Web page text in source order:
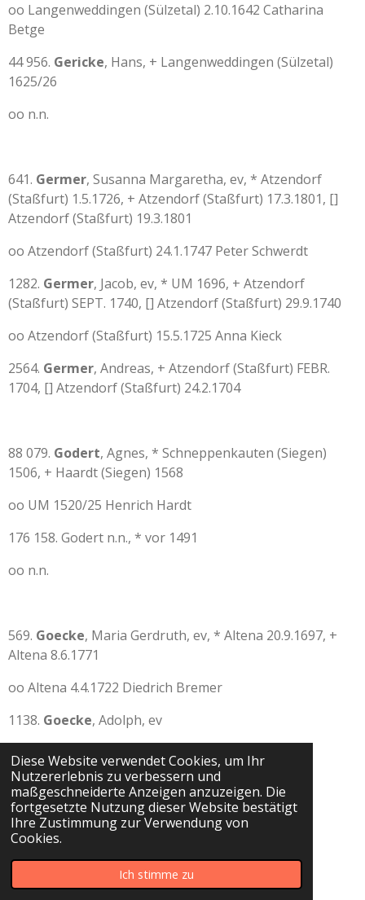
Diese Website verwendet Cookies, um Ihr
Nutzererlebnis zu verbessern und
maßgeschneiderte Anzeigen anzuzeigen. Die
fortgesetzte Nutzung dieser Website bestätigt
Ihre Zustimmung zur Verwendung von
Cookies.
Ich stimme zu
oo Langenweddingen (Sülzetal) 2.10.1642 Catharina
Betge
44 956. Gericke, Hans, + Langenweddingen (Sülzetal)
1625/26
oo n.n.
641. Germer, Susanna Margaretha, ev, * Atzendorf
(Staßfurt) 1.5.1726, + Atzendorf (Staßfurt) 17.3.1801, []
Atzendorf (Staßfurt) 19.3.1801
oo Atzendorf (Staßfurt) 24.1.1747 Peter Schwerdt
1282. Germer, Jacob, ev, * UM 1696, + Atzendorf
(Staßfurt) SEPT. 1740, [] Atzendorf (Staßfurt) 29.9.1740
oo Atzendorf (Staßfurt) 15.5.1725 Anna Kieck
2564. Germer, Andreas, + Atzendorf (Staßfurt) FEBR.
1704, [] Atzendorf (Staßfurt) 24.2.1704
88 079. Godert, Agnes, * Schneppenkauten (Siegen)
1506, + Haardt (Siegen) 1568
oo UM 1520/25 Henrich Hardt
176 158. Godert n.n., * vor 1491
oo n.n.
569. Goecke, Maria Gerdruth, ev, * Altena 20.9.1697, +
Altena 8.6.1771
oo Altena 4.4.1722 Diedrich Bremer
1138. Goecke, Adolph, ev
2273.Goecke, Anna, ev, * UM 1635
oo I. Altena 30.3.1652 Friedrich Bremer
4546.
, Diederich